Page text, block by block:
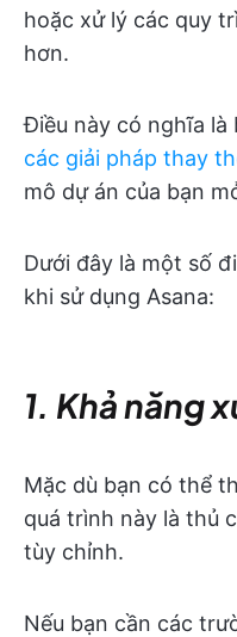
hoặc xử lý các quy
hơn.
Điều này có nghĩa là
các giải pháp thay
mô dự án của bạn
Dưới đây là một số
khi sử dụng Asana:
1. Khả năng
Mặc dù bạn có thể
quá trình này là thủ
tùy chỉnh.
Nếu bạn cần các